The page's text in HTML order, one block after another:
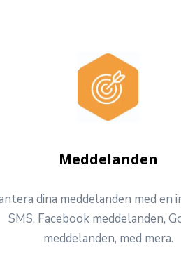
Meddelanden
dina meddelanden med en
SMS, Facebook meddelanden,
meddelanden, med mera.